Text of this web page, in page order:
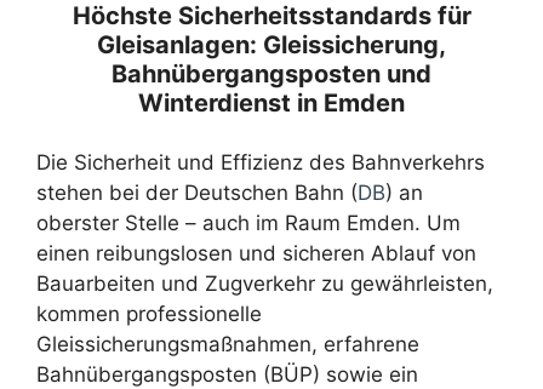
Höchste Sicherheitsstandards für
Gleisanlagen: Gleissicherung,
Bahnübergangsposten und
Winterdienst in Emden
Die Sicherheit und Effizienz des Bahnverkehrs
stehen bei der Deutschen Bahn (DB) an
oberster Stelle – auch im Raum Emden. Um
einen reibungslosen und sicheren Ablauf von
Bauarbeiten und Zugverkehr zu gewährleisten,
kommen professionelle
Gleissicherungsmaßnahmen, erfahrene
Bahnübergangsposten (BÜP) sowie ein